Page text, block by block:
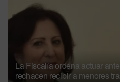
La Fiscalía ordena actuar
rechacen recibir a menores